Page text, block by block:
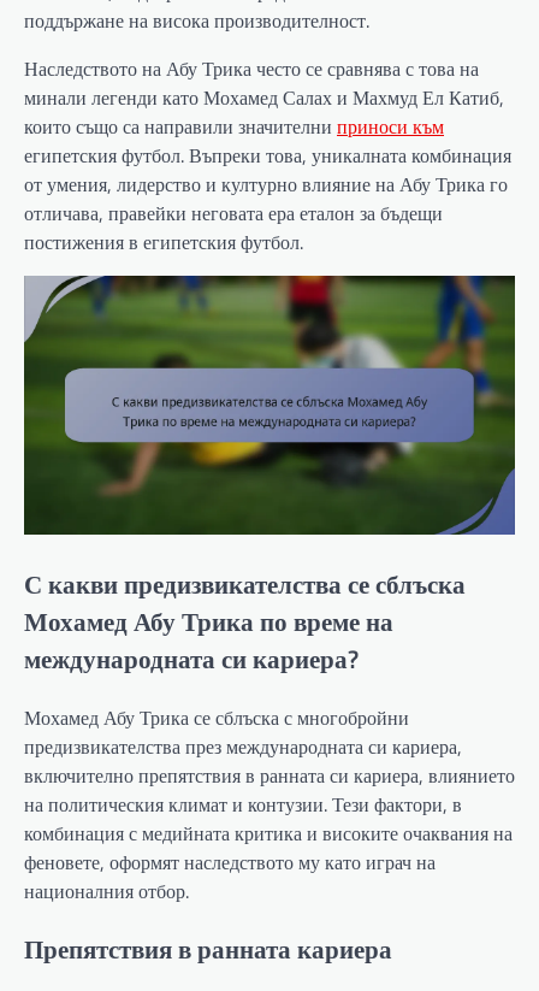
поддържане на висока производителност.
Наследството на Абу Трика често се сравнява с това на
минали легенди като Мохамед Салах и Махмуд Ел Катиб,
които също са направили значителни приноси към
египетския футбол. Въпреки това, уникалната комбинация
от умения, лидерство и културно влияние на Абу Трика го
отличава, правейки неговата ера еталон за бъдещи
постижения в египетския футбол.
С какви предизвикателства се сблъска
Мохамед Абу Трика по време на
международната си кариера?
Мохамед Абу Трика се сблъска с многобройни
предизвикателства през международната си кариера,
включително препятствия в ранната си кариера, влиянието
на политическия климат и контузии. Тези фактори, в
комбинация с медийната критика и високите очаквания на
феновете, оформят наследството му като играч на
националния отбор.
Препятствия в ранната кариера